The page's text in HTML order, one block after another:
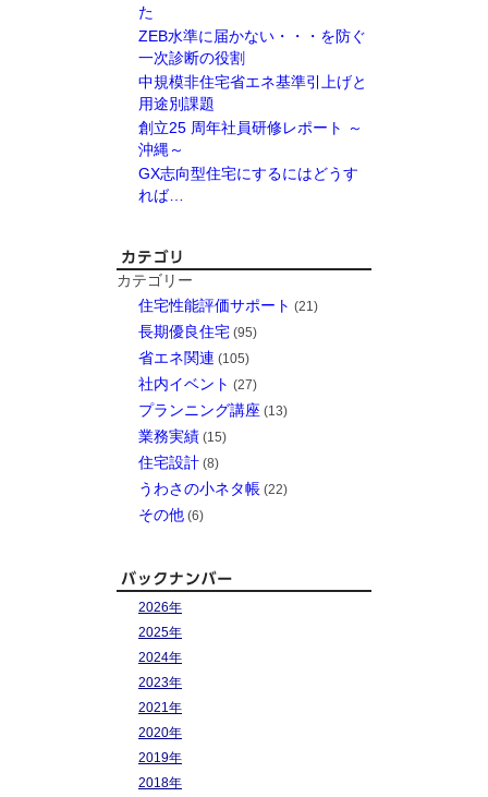
た
ZEB水準に届かない・・・を防ぐ
一次診断の役割
中規模非住宅省エネ基準引上げと
用途別課題
創立25 周年社員研修レポート ～
沖縄～
GX志向型住宅にするにはどうす
れば…
カテゴリー
住宅性能評価サポート (21)
長期優良住宅 (95)
省エネ関連 (105)
社内イベント (27)
プランニング講座 (13)
業務実績 (15)
住宅設計 (8)
うわさの小ネタ帳 (22)
その他 (6)
2026年
2025年
2024年
2023年
2021年
2020年
2019年
2018年